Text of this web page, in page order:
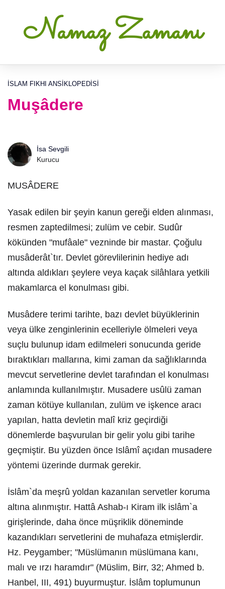
Namaz Zamanı
İSLAM FIKHI ANSIKLOPEDISI
Muşâdere
İsa Sevgili
Kurucu
MUSÂDERE
Yasak edilen bir şeyin kanun gereği elden alınması,
resmen zaptedilmesi; zulüm ve cebir. Sudûr
kökünden "mufâale" vezninde bir mastar. Çoğulu
musâderât`tır. Devlet görevlilerinin hediye adı
altında aldıkları şeylere veya kaçak silâhlara yetkili
makamlarca el konulması gibi.
Musâdere terimi tarihte, bazı devlet büyüklerinin
veya ülke zenginlerinin ecelleriyle ölmeleri veya
suçlu bulunup idam edilmeleri sonucunda geride
bıraktıkları mallarına, kimi zaman da sağlıklarında
mevcut servetlerine devlet tarafından el konulması
anlamında kullanılmıştır. Musadere usûlü zaman
zaman kötüye kullanılan, zulüm ve işkence aracı
yapılan, hatta devletin malî kriz geçirdiği
dönemlerde başvurulan bir gelir yolu gibi tarihe
geçmiştir. Bu yüzden önce Islâmî açıdan musadere
yöntemi üzerinde durmak gerekir.
İslâm`da meşrû yoldan kazanılan servetler koruma
altına alınmıştır. Hattâ Ashab-ı Kiram ilk islâm`a
girişlerinde, daha önce müşriklik döneminde
kazandıkları servetlerini de muhafaza etmişlerdir.
Hz. Peygamber; "Müslümanın müslümana kanı,
malı ve ırzı haramdır" (Müslim, Birr, 32; Ahmed b.
Hanbel, III, 491) buyurmuştur. İslâm toplumunun